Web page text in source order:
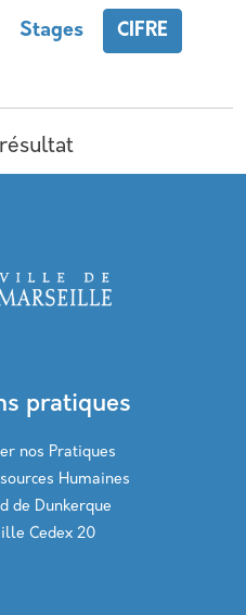
Stages CIFRE
pratiques
nos Pratiques
Humaines
de Dunkerque
Cedex 20